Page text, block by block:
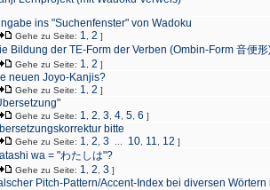
ins "Suchenfenster" von Wadoku
Gehe zu Seite: 1 2 ]
Bildung der TE-Form der Verben (Ombin-Form 音便形
Gehe zu Seite: 1 2 ]
neuen Joyo-Kanjis?
Gehe zu Seite: 1 2 ]
Gehe zu Seite: 1 2 3 4 5 6 ]
bitte
Gehe zu Seite: 1 2 3 10 11 12 ]
wa = "わたしは"?
Gehe zu Seite: 1 2 3 ]
Pitch-Pattern/Accent-Index bei diversen